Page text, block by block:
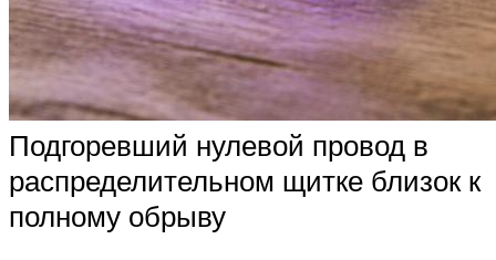
Подгоревший нулевой провод в
распределительном щитке близок к
полному обрыву